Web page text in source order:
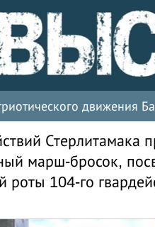
движения
Стерлитамака
марш-бросок,
роты 104-го